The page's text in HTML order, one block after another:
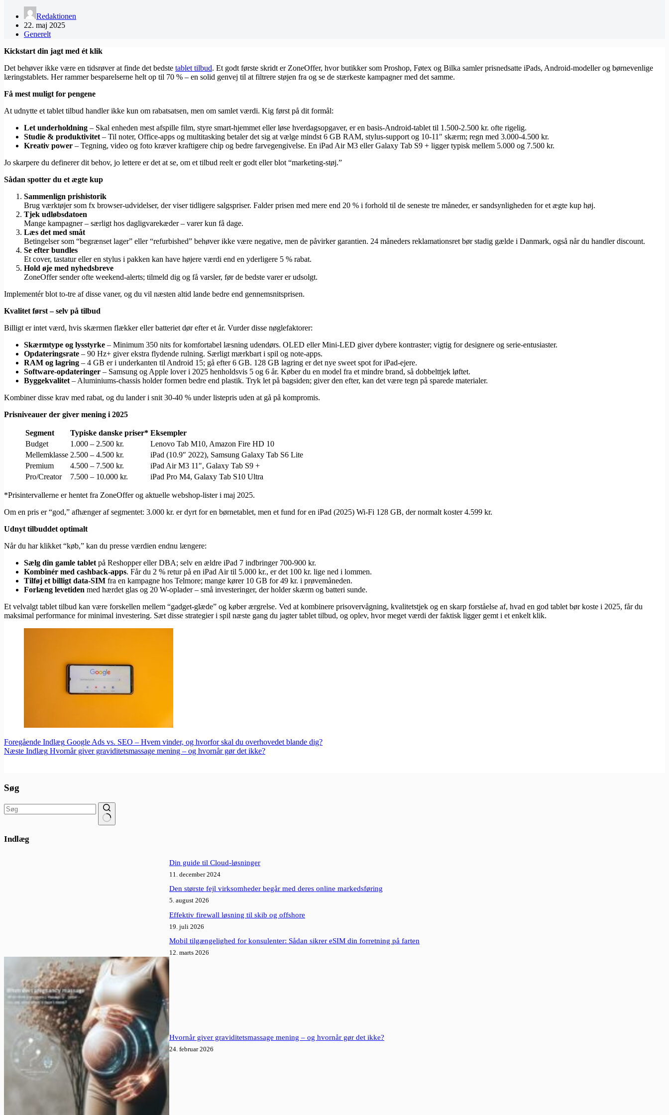
Redaktionen
22. maj 2025
Generelt
Kickstart din jagt med ét klik
Det behøver ikke være en tidsrøver at finde det bedste tablet tilbud. Et godt første skridt er ZoneOffer, hvor butikker som Proshop, Føtex og Bilka samler prisnedsatte iPads, Android-modeller og børnevenlige
læringstablets. Her rammer besparelserne helt op til 70 % – en solid genvej til at filtrere støjen fra og se de stærkeste kampagner med det samme.
Få mest muligt for pengene
At udnytte et tablet tilbud handler ikke kun om rabatsatsen, men om samlet værdi. Kig først på dit formål:
Let underholdning – Skal enheden mest afspille film, styre smart-hjemmet eller løse hverdagsopgaver, er en basis-Android-tablet til 1.500-2.500 kr. ofte rigelig.
Studie & produktivitet – Til noter, Office-apps og multitasking betaler det sig at vælge mindst 6 GB RAM, stylus-support og 10-11″ skærm; regn med 3.000-4.500 kr.
Kreativ power – Tegning, video og foto kræver kraftigere chip og bedre farvegengivelse. En iPad Air M3 eller Galaxy Tab S9 + ligger typisk mellem 5.000 og 7.500 kr.
Jo skarpere du definerer dit behov, jo lettere er det at se, om et tilbud reelt er godt eller blot “marketing-støj.”
Sådan spotter du et ægte kup
Sammenlign prishistorik
Brug værktøjer som fx browser-udvidelser, der viser tidligere salgspriser. Falder prisen med mere end 20 % i forhold til de seneste tre måneder, er sandsynligheden for et ægte kup høj.
Tjek udløbsdatoen
Mange kampagner – særligt hos dagligvarekæder – varer kun få dage.
Læs det med småt
Betingelser som “begrænset lager” eller “refurbished” behøver ikke være negative, men de påvirker garantien. 24 måneders reklamationsret bør stadig gælde i Danmark, også når du handler discount.
Se efter bundles
Et cover, tastatur eller en stylus i pakken kan have højere værdi end en yderligere 5 % rabat.
Hold øje med nyhedsbreve
ZoneOffer sender ofte weekend-alerts; tilmeld dig og få varsler, før de bedste varer er udsolgt.
Implementér blot to-tre af disse vaner, og du vil næsten altid lande bedre end gennemsnitsprisen.
Kvalitet først – selv på tilbud
Billigt er intet værd, hvis skærmen flækker eller batteriet dør efter et år. Vurder disse nøglefaktorer:
Skærmtype og lysstyrke – Minimum 350 nits for komfortabel læsning udendørs. OLED eller Mini-LED giver dybere kontraster; vigtig for designere og serie-entusiaster.
Opdateringsrate – 90 Hz+ giver ekstra flydende rulning. Særligt mærkbart i spil og note-apps.
RAM og lagring – 4 GB er i underkanten til Android 15; gå efter 6 GB. 128 GB lagring er det nye sweet spot for iPad-ejere.
Software-opdateringer – Samsung og Apple lover i 2025 henholdsvis 5 og 6 år. Køber du en model fra et mindre brand, så dobbelttjek løftet.
Byggekvalitet – Aluminiums-chassis holder formen bedre end plastik. Tryk let på bagsiden; giver den efter, kan det være tegn på sparede materialer.
Kombiner disse krav med rabat, og du lander i snit 30-40 % under listepris uden at gå på kompromis.
Prisniveauer der giver mening i 2025
Segment Typiske danske priser* Eksempler
Budget
1.000 – 2.500 kr.
Lenovo Tab M10, Amazon Fire HD 10
Mellemklasse 2.500 – 4.500 kr.
iPad (10.9″ 2022), Samsung Galaxy Tab S6 Lite
Premium
4.500 – 7.500 kr.
iPad Air M3 11″, Galaxy Tab S9 +
Pro/Creator
7.500 – 10.000 kr. iPad Pro M4, Galaxy Tab S10 Ultra
*Prisintervallerne er hentet fra ZoneOffer og aktuelle webshop-lister i maj 2025.
Om en pris er “god,” afhænger af segmentet: 3.000 kr. er dyrt for en børnetablet, men et fund for en iPad (2025) Wi-Fi 128 GB, der normalt koster 4.599 kr.
Udnyt tilbuddet optimalt
Når du har klikket “køb,” kan du presse værdien endnu længere:
Sælg din gamle tablet på Reshopper eller DBA; selv en ældre iPad 7 indbringer 700-900 kr.
Kombinér med cashback-apps. Får du 2 % retur på en iPad Air til 5.000 kr., er det 100 kr. lige ned i lommen.
Tilføj et billigt data-SIM fra en kampagne hos Telmore; mange kører 10 GB for 49 kr. i prøvemåneden.
Forlæng levetiden med hærdet glas og 20 W-oplader – små investeringer, der holder skærm og batteri sunde.
Et velvalgt tablet tilbud kan være forskellen mellem “gadget-glæde” og køber ærgrelse. Ved at kombinere prisovervågning, kvalitets­tjek og en skarp forståelse af, hvad en god tablet bør koste i 2025, får du
maksimal performance for minimal investering. Sæt disse strategier i spil næste gang du jagter tablet tilbud, og oplev, hvor meget værdi der faktisk ligger gemt i et enkelt klik.
Foregående Indlæg Google Ads vs. SEO – Hvem vinder, og hvorfor skal du overhovedet blande dig?
Næste Indlæg Hvornår giver graviditetsmassage mening – og hvornår gør det ikke?
Søg
resultater
Indlæg
Din guide til Cloud-løsninger
11. december 2024
Den største fejl virksomheder begår med deres online markedsføring
5. august 2026
Effektiv firewall løsning til skib og offshore
19. juli 2026
Mobil tilgængelighed for konsulenter: Sådan sikrer eSIM din forretning på farten
12. marts 2026
Hvornår giver graviditetsmassage mening – og hvornår gør det ikke?
24. februar 2026